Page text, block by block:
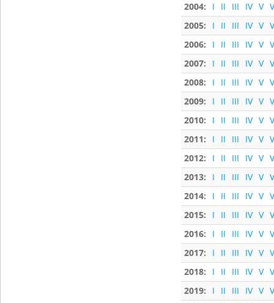
2004:
I II III IV V
2005:
I II III IV V
2006:
I II III IV V
2007:
I II III IV V
2008:
I II III IV V
2009:
I II III IV V
2010:
I II III IV V
2011:
I II III IV V
2012:
I II III IV V
2013:
I II III IV V
2014:
I II III IV V
2015:
I II III IV V
2016:
I II III IV V
2017:
I II III IV V
2018:
I II III IV V
2019:
I II III IV V